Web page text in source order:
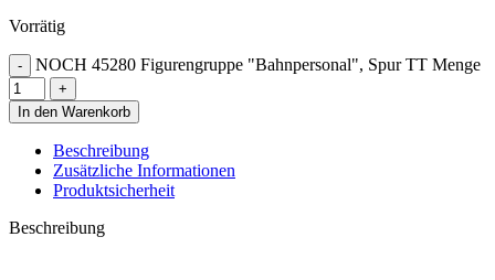
Vorrätig
NOCH 45280 Figurengruppe "Bahnpersonal", Spur TT Menge
In den Warenkorb
Beschreibung
Zusätzliche Informationen
Produktsicherheit
Beschreibung